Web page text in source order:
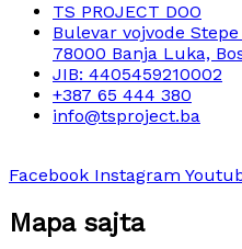
TS PROJECT DOO
Bulevar vojvode
78000 Banja Luka,
JIB: 4405459210002
+387 65 444 380
info@tsproject.ba
Facebook Instagram
Mapa sajta